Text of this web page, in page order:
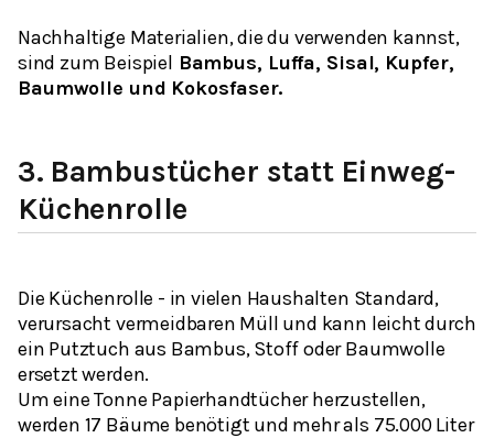
Nachhaltige Materialien, die du verwenden kannst,
sind zum Beispiel Bambus, Luffa, Sisal, Kupfer,
Baumwolle und Kokosfaser.
3. Bambustücher statt Einweg-
Küchenrolle
Die Küchenrolle - in vielen Haushalten Standard,
verursacht vermeidbaren Müll und kann leicht durch
ein Putztuch aus Bambus, Stoff oder Baumwolle
ersetzt werden.
Um eine Tonne Papierhandtücher herzustellen,
werden 17 Bäume benötigt und mehr als 75.000 Liter